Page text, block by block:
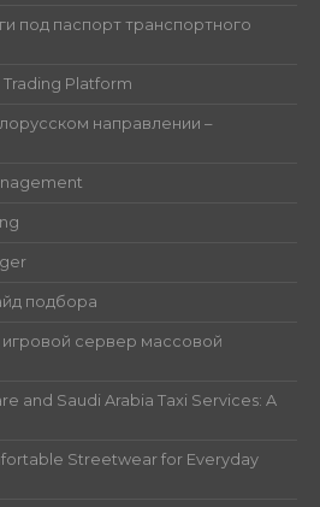
под паспорт транспортного
Platform
направлении –
подбора
сервер массовой
and Saudi Arabia Taxi Services: A
Streetwear for Everyday